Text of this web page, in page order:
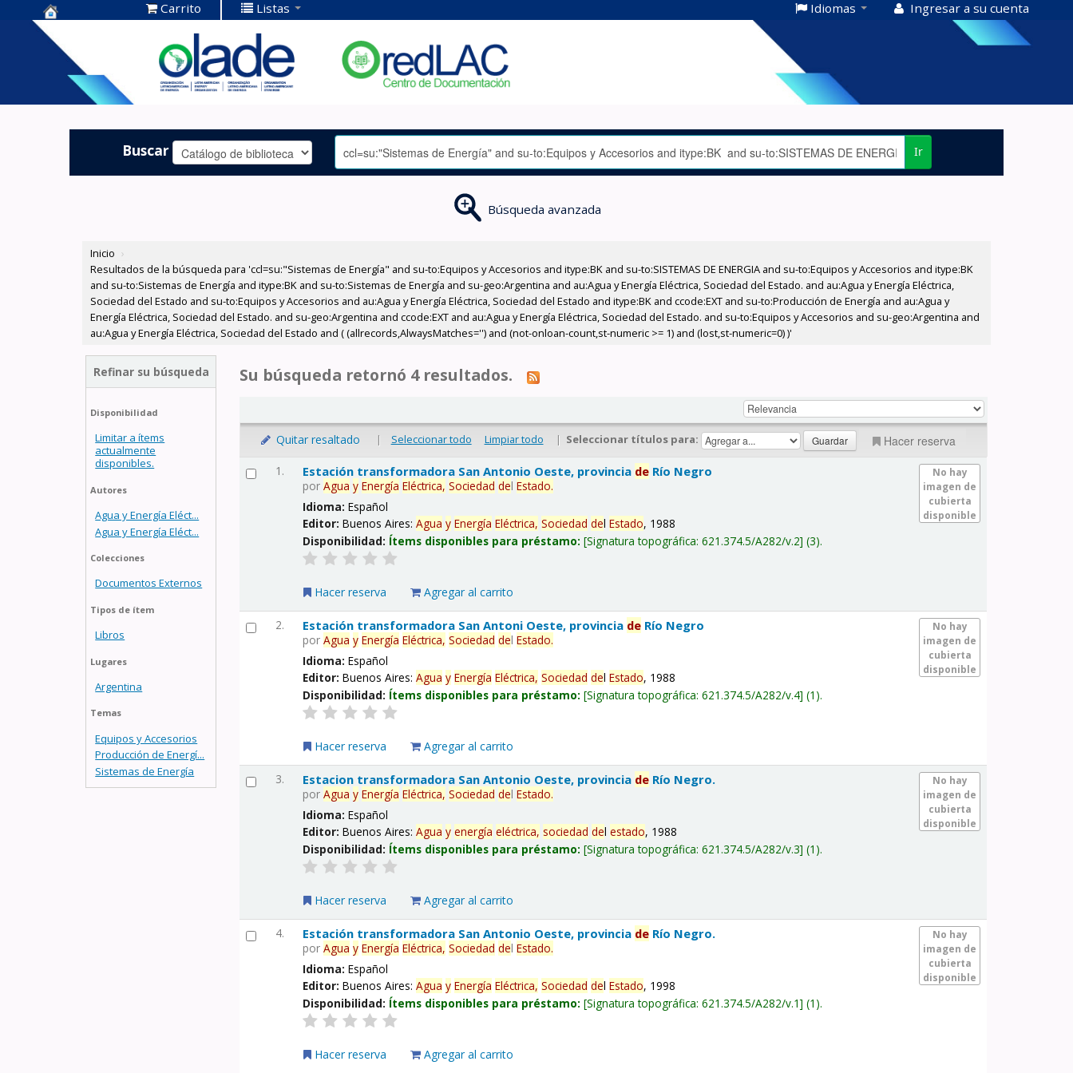
Centro de
Documentación
OLADE -
Carrito Listas Idiomas Ingresar a su cuenta
Buscar Ir
Búsqueda avanzada
Inicio ›
Resultados de la búsqueda para 'ccl=su:"Sistemas de Energía" and su-to:Equipos y Accesorios and itype:BK and su-to:SISTEMAS DE ENERGIA and su-to:Equipos y Accesorios and itype:BK
and su-to:Sistemas de Energía and itype:BK and su-to:Sistemas de Energía and su-geo:Argentina and au:Agua y Energía Eléctrica, Sociedad del Estado. and au:Agua y Energía Eléctrica,
Sociedad del Estado and su-to:Equipos y Accesorios and au:Agua y Energía Eléctrica, Sociedad del Estado and itype:BK and ccode:EXT and su-to:Producción de Energía and au:Agua y
Energía Eléctrica, Sociedad del Estado. and su-geo:Argentina and ccode:EXT and au:Agua y Energía Eléctrica, Sociedad del Estado. and su-to:Equipos y Accesorios and su-geo:Argentina and
au:Agua y Energía Eléctrica, Sociedad del Estado and ( (allrecords,AlwaysMatches='') and (not-onloan-count,st-numeric >= 1) and (lost,st-numeric=0) )'
Refinar su búsqueda
Disponibilidad
Limitar a ítems
actualmente
disponibles.
Autores
Agua y Energía Eléct...
Agua y Energía Eléct...
Colecciones
Documentos Externos
Tipos de ítem
Libros
Lugares
Argentina
Temas
Equipos y Accesorios
Producción de Energí...
Sistemas de Energía
Su búsqueda retornó 4 resultados.
Quitar resaltado | Seleccionar todo Limpiar todo | Seleccionar títulos para: Hacer reserva
1.
No hay
imagen de
cubierta
disponible
Estación transformadora San Antonio Oeste, provincia de Río Negro
porAgua y Energía Eléctrica, Sociedad delEstado.
Idioma:Español
Editor:Buenos Aires:Agua y Energía Eléctrica, Sociedad delEstado, 1988
Disponibilidad: Ítems disponibles para préstamo: Signatura topográfica:621.374.5/A282/v.2 (3).
Hacer reserva Agregar al carrito
2.
No hay
imagen de
cubierta
disponible
Estación transformadora San Antoni Oeste, provincia de Río Negro
porAgua y Energía Eléctrica, Sociedad delEstado.
Idioma:Español
Editor:Buenos Aires:Agua y Energía Eléctrica, Sociedad delEstado, 1988
Disponibilidad: Ítems disponibles para préstamo: Signatura topográfica:621.374.5/A282/v.4 (1).
Hacer reserva Agregar al carrito
3.
No hay
imagen de
cubierta
disponible
Estacion transformadora San Antonio Oeste, provincia de Río Negro.
porAgua y Energía Eléctrica, Sociedad delEstado.
Idioma:Español
Editor:Buenos Aires:Agua y energía eléctrica, sociedad delestado, 1988
Disponibilidad: Ítems disponibles para préstamo: Signatura topográfica:621.374.5/A282/v.3 (1).
Hacer reserva Agregar al carrito
4.
No hay
imagen de
cubierta
disponible
Estación transformadora San Antonio Oeste, provincia de Río Negro.
porAgua y Energía Eléctrica, Sociedad delEstado.
Idioma:Español
Editor:Buenos Aires:Agua y Energía Eléctrica, Sociedad delEstado, 1998
Disponibilidad: Ítems disponibles para préstamo: Signatura topográfica:621.374.5/A282/v.1 (1).
Hacer reserva Agregar al carrito